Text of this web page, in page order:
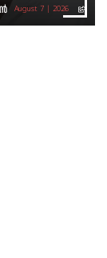
August 7 | 2026